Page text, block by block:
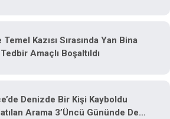
Kazısı Sırasında Yan Bina
Amaçlı Boşaltıldı
Denizde Bir Kişi Kayboldu
Arama 3’üncü Gününde De